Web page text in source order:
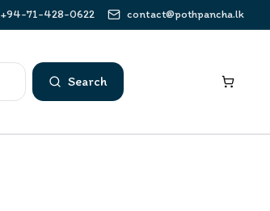
+94-71-428-0622 contact@pothpancha.lk
Search